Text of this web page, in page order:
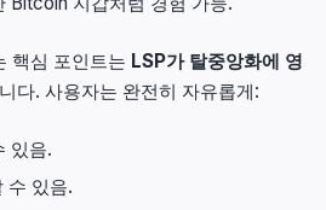
핵심 포인트는 LSP가 탈중앙화에 영
다. 사용자는 완전히 자유롭게:
있음.
수 있음.